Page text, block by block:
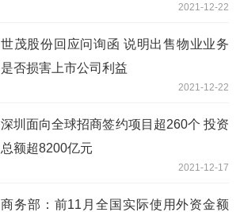
2021-12-22
世茂股份回应问询函 说明出售物业业务
是否损害上市公司利益
2021-12-22
深圳面向全球招商签约项目超260个 投资
总额超8200亿元
2021-12-17
商务部：前11月全国实际使用外资金额